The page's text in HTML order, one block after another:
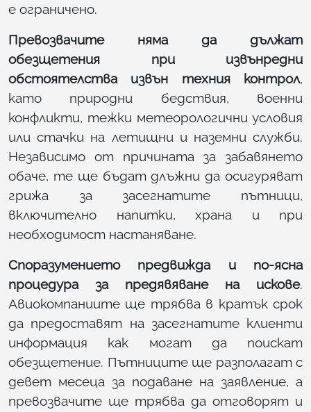
е ограничено.
Превозвачите няма да дължат
обезщетения при извънредни
обстоятелства извън техния контрол,
като природни бедствия, военни
конфликти, тежки метеорологични условия
или стачки на летищни и наземни служби.
Независимо от причината за забавянето
обаче, те ще бъдат длъжни да осигуряват
грижа за засегнатите пътници,
включително напитки, храна и при
необходимост настаняване.
Споразумението предвижда и по-ясна
процедура за предявяване на искове.
Авиокомпаниите ще трябва в кратък срок
да предоставят на засегнатите клиенти
информация как могат да поискат
обезщетение. Пътниците ще разполагат с
девет месеца за подаване на заявление, а
превозвачите ще трябва да отговорят и